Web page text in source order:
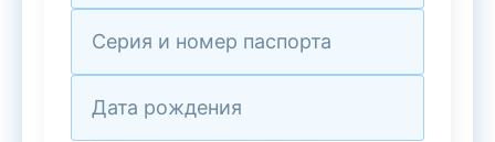
Серия и номер паспорта
Дата рождения